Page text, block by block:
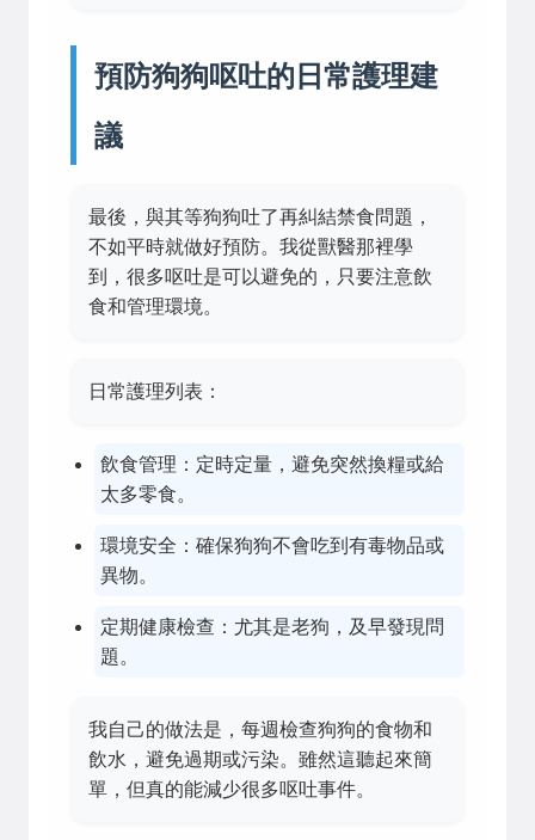
預防狗狗呕吐的日常護理建
議
最後，與其等狗狗吐了再糾結禁食問題，
不如平時就做好預防。我從獸醫那裡學
到，很多呕吐是可以避免的，只要注意飲
食和管理環境。
日常護理列表：
飲食管理：定時定量，避免突然換糧或給
太多零食。
環境安全：確保狗狗不會吃到有毒物品或
異物。
定期健康檢查：尤其是老狗，及早發現問
題。
我自己的做法是，每週檢查狗狗的食物和
飲水，避免過期或污染。雖然這聽起來簡
單，但真的能減少很多呕吐事件。